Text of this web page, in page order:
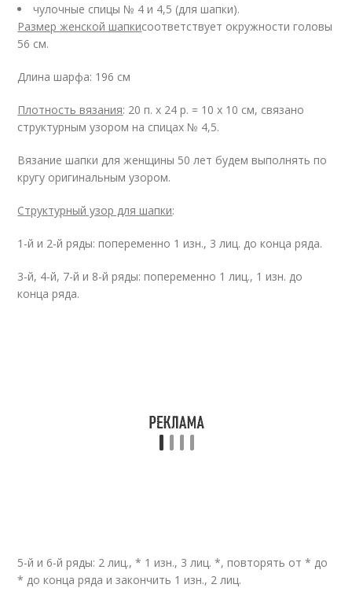
чулочные спицы № 4 и 4,5 (для шапки).
Размер женской шапкисоответствует окружности головы
56 см.
Длина шарфа: 196 см
Плотность вязания: 20 п. х 24 р. = 10 х 10 см, связано
структурным узором на спицах № 4,5.
Вязание шапки для женщины 50 лет будем выполнять по
кругу оригинальным узором.
Структурный узор для шапки:
1-й и 2-й ряды: попеременно 1 изн., 3 лиц. до конца ряда.
3-й, 4-й, 7-й и 8-й ряды: попеременно 1 лиц., 1 изн. до
конца ряда.
5-й и 6-й ряды: 2 лиц., * 1 изн., 3 лиц. *, повторять от * до
* до конца ряда и закончить 1 изн., 2 лиц.